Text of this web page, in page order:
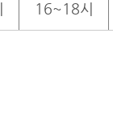
16~18시